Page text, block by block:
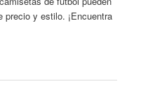
precio y estilo. ¡Encuentra